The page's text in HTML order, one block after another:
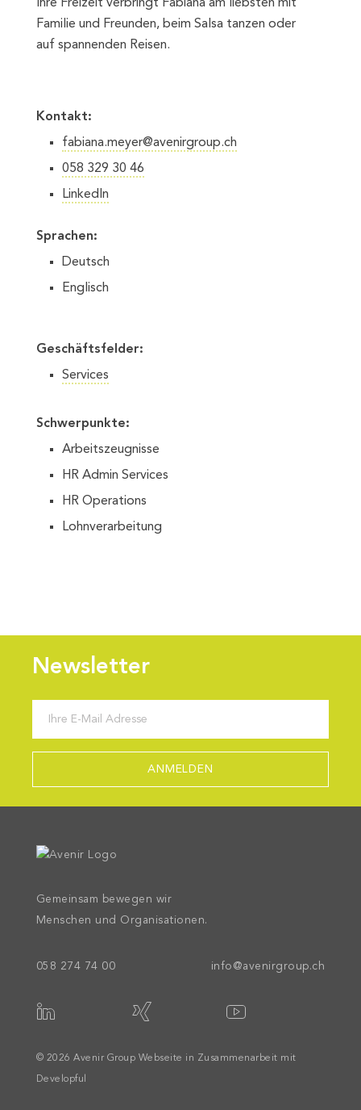
Ihre Freizeit verbringt Fabiana am liebsten mit
Familie und Freunden, beim Salsa tanzen oder
auf spannenden Reisen.
Kontakt:
fabiana.meyer@avenirgroup.ch
058 329 30 46
LinkedIn
Sprachen:
Deutsch
Englisch
Geschäftsfelder:
Services
Schwerpunkte:
Arbeitszeugnisse
HR Admin Services
HR Operations
Lohnverarbeitung
Newsletter
Gemeinsam bewegen wir
Menschen und Organisationen.
058 274 74 00 info@avenirgroup.ch
© 2026 Avenir Group Webseite in Zusammenarbeit mit
Developful